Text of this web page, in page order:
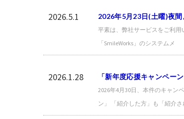
2026.5.1 2026年5月23日(土曜)夜
平素は、弊社サービスをご利用
「SmileWorks」のシステムメ
2026.1.28 「新年度応援キャンペー
2026年4月30日、本件のキャン
ン」 「紹介した方」も「紹介さ